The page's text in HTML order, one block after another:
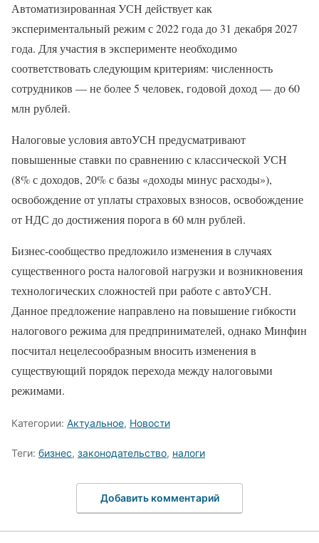
Автоматизированная УСН действует как
экспериментальный режим с 2022 года до 31 декабря 2027
года. Для участия в эксперименте необходимо
соответствовать следующим критериям: численность
сотрудников — не более 5 человек, годовой доход — до 60
млн рублей.
Налоговые условия автоУСН предусматривают
повышенные ставки по сравнению с классической УСН
(8% с доходов, 20% с базы «доходы минус расходы»),
освобождение от уплаты страховых взносов, освобождение
от НДС до достижения порога в 60 млн рублей.
Бизнес-сообщество предложило изменения в случаях
существенного роста налоговой нагрузки и возникновения
технологических сложностей при работе с автоУСН.
Данное предложение направлено на повышение гибкости
налогового режима для предпринимателей, однако Минфин
посчитал нецелесообразным вносить изменения в
существующий порядок перехода между налоговыми
режимами.
Категории: Актуальное, Новости
Теги: бизнес, законодательство, налоги
Добавить комментарий